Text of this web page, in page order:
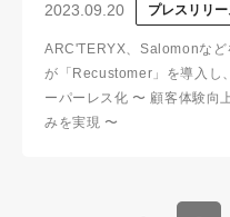
2023.09.20 プレスリリー
ARC'TERYX、Salomonなど
が「Recustomer」を導入し
ーパーレス化 〜 顧客体験向
みを実現 〜